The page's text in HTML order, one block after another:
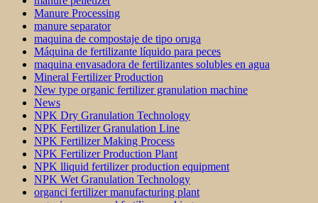
Manure Processing
manure separator
maquina de compostaje de tipo oruga
Máquina de fertilizante líquido para peces
maquina envasadora de fertilizantes solubles en agua
Mineral Fertilizer Production
New type organic fertilizer granulation machine
News
NPK Dry Granulation Technology
NPK Fertilizer Granulation Line
NPK Fertilizer Making Process
NPK Fertilizer Production Plant
NPK lliquid fertilizer production equipment
NPK Wet Granulation Technology
organci fertilizer manufacturing plant